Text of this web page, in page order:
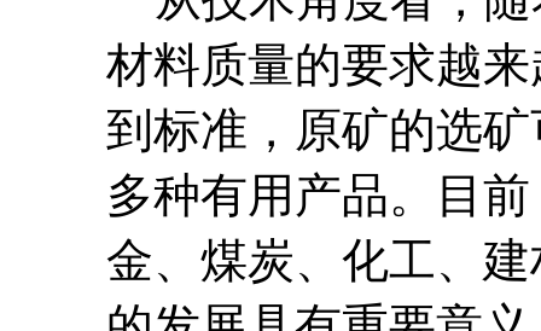
材料质量的要求越
到标准，原矿的选
多种有用产品。目
金、煤炭、化工、